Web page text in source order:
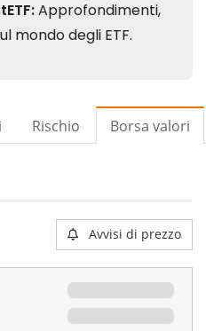
Rischio Borsa valori
Avvisi di prezzo